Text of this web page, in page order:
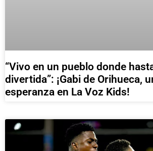
“Vivo en un pueblo donde
divertida”: ¡Gabi de Orihueca,
esperanza en La Voz Kids!